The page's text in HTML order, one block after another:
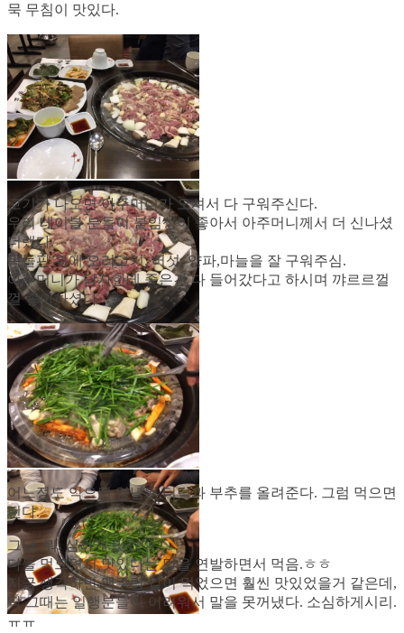
묵 무침이 맛있다.
고기가 나오면 아주머니가 오셔서 다 구워주신다.
우리 테이블 분들이 붙임성이 좋아서 아주머니께서 더 신나셨
더랬다.
옥돌판 위에 오리고기, 버섯, 양파,마늘을 잘 구워주심.
아주머니가 남자한테 좋은건 다 들어갔다고 하시며 꺄르르껄
껄 좋아하셨다.
어느정도 익으면 양념된 더덕과 부추를 올려준다. 그럼 먹으면
된다.
그냥. 뭐. 심하게 맛있다.
다들 먹으면서 맛있다는 말을 연발하면서 먹음.ㅎㅎ
지금 생각하면 맥주랑 같이 먹었으면 훨씬 맛있었을거 같은데,
딱 그때는 일행분들이 어려워서 말을 못꺼냈다. 소심하게시리.
ㅠㅠ